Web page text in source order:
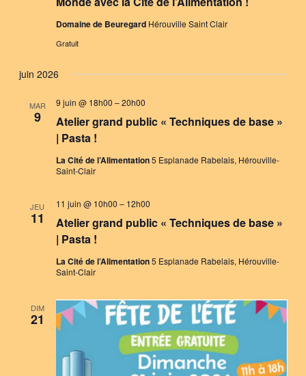
Domaine de Beuregard Hérouville Saint Clair
Gratuit
juin 2026
MAR
9
Atelier grand public « Techniques de base »
| Pasta !
9 juin @ 18h00 –20h00
La Cité de l’Alimentation5 Esplanade Rabelais, Hérouville-
Saint-Clair
JEU
11
Atelier grand public « Techniques de base »
| Pasta !
11 juin @ 10h00 – 12h00
La Cité de l’Alimentation5 Esplanade Rabelais, Hérouville-
Saint-Clair
DIM
21